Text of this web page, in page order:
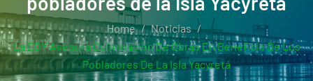
Home
Noticias
La EBY Asegura Culminación De Obras En Beneficio De Los
Pobladores De La Isla Yacyretá